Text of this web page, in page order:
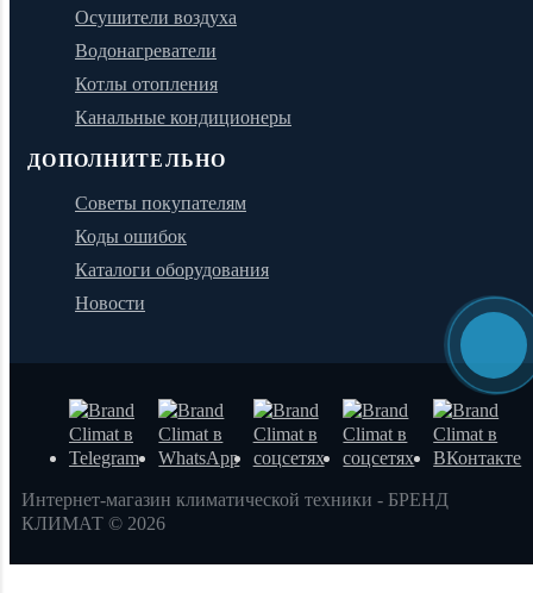
Осушители воздуха
Водонагреватели
Котлы отопления
Канальные кондиционеры
ДОПОЛНИТЕЛЬНО
Советы покупателям
Коды ошибок
Каталоги оборудования
Новости
Интернет-магазин климатической техники - БРЕНД
КЛИМАТ © 2026